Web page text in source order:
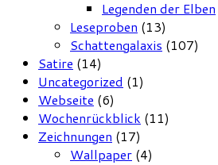
Legenden der Elben
Leseproben (13)
Schattengalaxis (107)
Satire (14)
Uncategorized (1)
Webseite (6)
Wochenrückblick (11)
Zeichnungen (17)
Wallpaper (4)